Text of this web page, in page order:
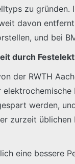
zu
davon
und bei
durch
der RWTH
werden,
zurzeit
eine bessere